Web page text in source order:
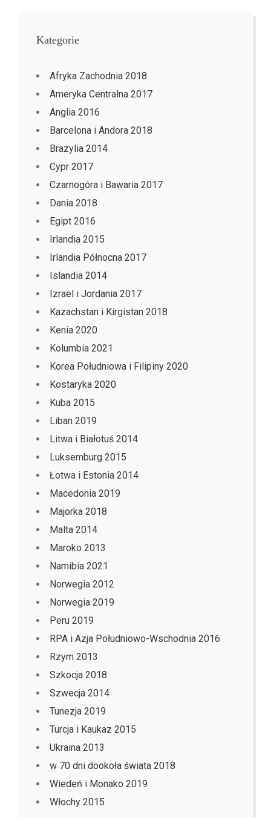
Kategorie
Afryka Zachodnia 2018
Ameryka Centralna 2017
Anglia 2016
Barcelona i Andora 2018
Brazylia 2014
Cypr 2017
Czarnogóra i Bawaria 2017
Dania 2018
Egipt 2016
Irlandia 2015
Irlandia Północna 2017
Islandia 2014
Izrael i Jordania 2017
Kazachstan i Kirgistan 2018
Kenia 2020
Kolumbia 2021
Korea Południowa i Filipiny 2020
Kostaryka 2020
Kuba 2015
Liban 2019
Litwa i Białotuś 2014
Luksemburg 2015
Łotwa i Estonia 2014
Macedonia 2019
Majorka 2018
Malta 2014
Maroko 2013
Namibia 2021
Norwegia 2012
Norwegia 2019
Peru 2019
RPA i Azja Południowo-Wschodnia 2016
Rzym 2013
Szkocja 2018
Szwecja 2014
Tunezja 2019
Turcja i Kaukaz 2015
Ukraina 2013
w 70 dni dookoła świata 2018
Wiedeń i Monako 2019
Włochy 2015